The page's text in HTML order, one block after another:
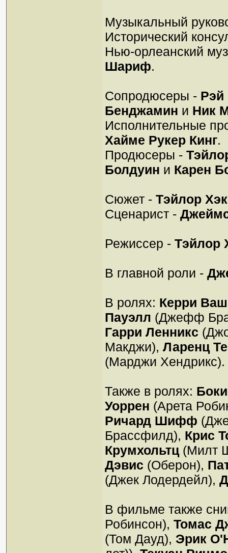
Музыкальный
Исторический
Нью-орлеанский
Шариф.
Сопродюсеры - Рэй
Бенджамин и Ник
Исполнительные
Хайме Рукер Кинг.
Продюсеры -
Болдуин и Карен
Сюжет - Тэйлор
Сценарист -
Режиссер - Тэйлор
В главной роли -
В ролях: Керри
Пауэлл (Джефф
Гарри Ленникс
Макджи), Ларенц
(Марджи Хендрикс).
Также в ролях:
Уоррен (Арета
Ричард Шифф
Брассфилд), Крис
Кpумхольтц(Милт
Дэвис (Оберон),
(Джек Лодердейл),
В фильме также
Робинсон), Томас
(Том Дауд), Эрик